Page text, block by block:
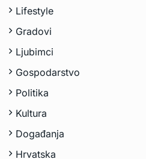
Lifestyle
Gradovi
Ljubimci
Gospodarstvo
Politika
Kultura
Događanja
Hrvatska